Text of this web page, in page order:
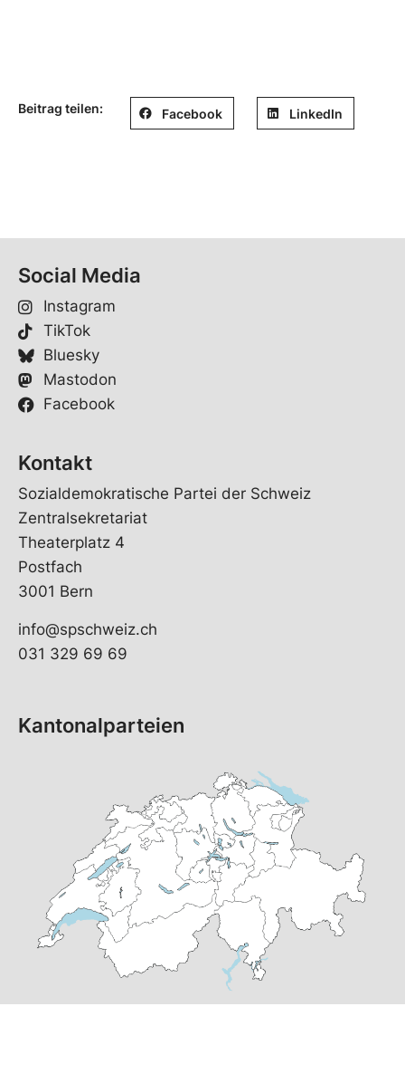
Beitrag teilen: Facebook LinkedIn
Social Media
Instagram
TikTok
Bluesky
Mastodon
Facebook
Kontakt
Sozialdemokratische Partei der Schweiz
Zentralsekretariat
Theaterplatz 4
Postfach
3001 Bern
info@spschweiz.ch
031 329 69 69
Kantonalparteien